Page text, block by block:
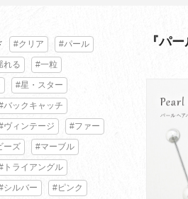
『パ
#クリア #パール
れる #一粒
#星・スター
バックキャッチ
ヴィンテージ #ファー
ーズ #マーブル
トライアングル
シルバー #ピンク